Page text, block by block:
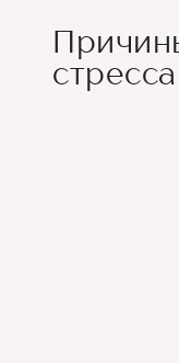
стресса